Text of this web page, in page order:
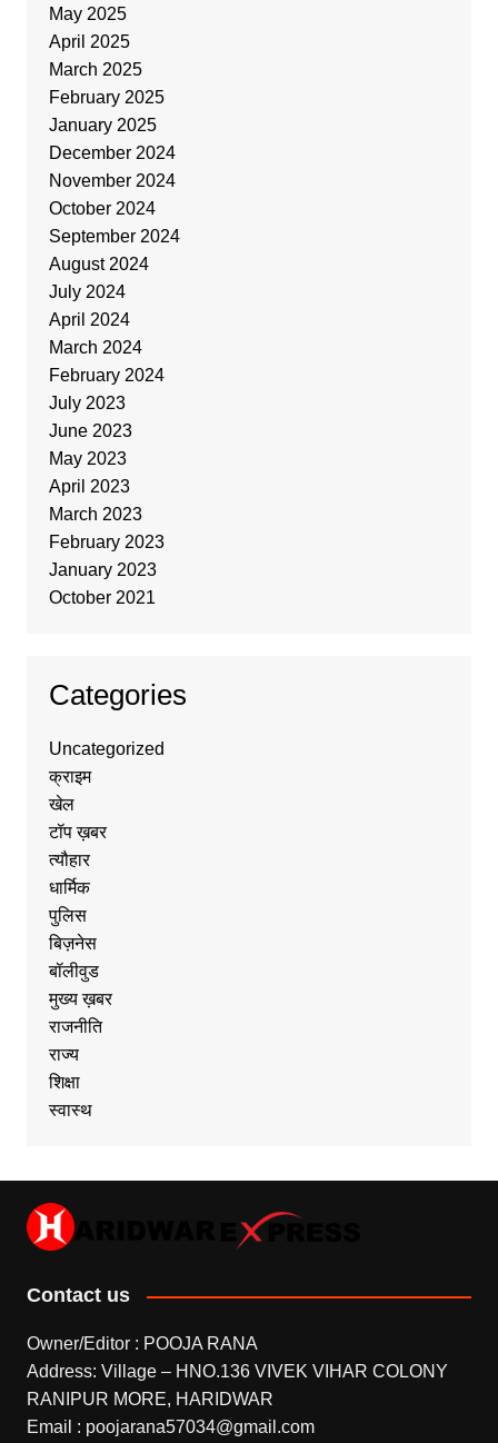
May 2025
April 2025
March 2025
February 2025
January 2025
December 2024
November 2024
October 2024
September 2024
August 2024
July 2024
April 2024
March 2024
February 2024
July 2023
June 2023
May 2023
April 2023
March 2023
February 2023
January 2023
October 2021
Categories
Uncategorized
क्राइम
खेल
टॉप ख़बर
त्यौहार
धार्मिक
पुलिस
बिज़नेस
बॉलीवुड
मुख्य ख़बर
राजनीति
राज्य
शिक्षा
स्वास्थ
Contact us
Owner/Editor : POOJA RANA
Address: Village – HNO.136 VIVEK VIHAR COLONY
RANIPUR MORE, HARIDWAR
Email : poojarana57034@gmail.com